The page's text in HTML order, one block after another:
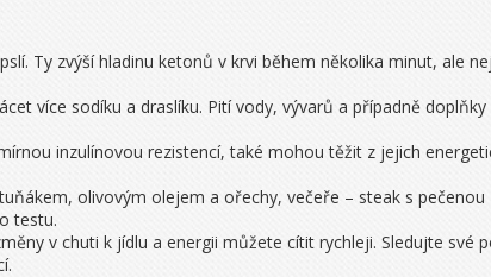
Ty zvýší hladinu ketonů v krvi během několika minut, ale
více sodíku a draslíku. Pití vody, vývarů a případně
inzulínovou rezistencí, také mohou těžit z jejich
olivovým olejem a ořechy, večeře – steak s
testu.
v chuti k jídlu a energii můžete cítit rychleji. Sledujte své